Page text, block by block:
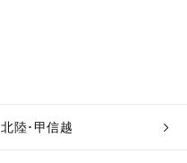
北陸･甲信越